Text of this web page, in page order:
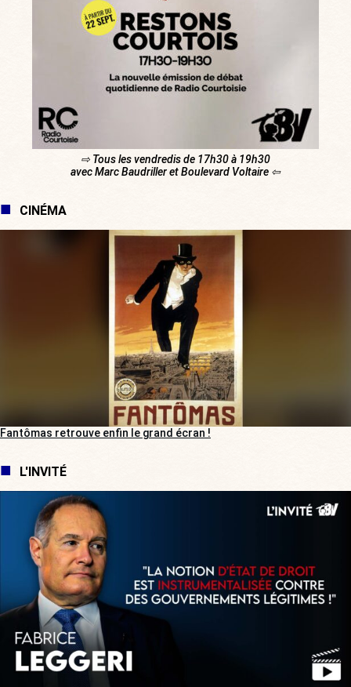
⇨ Tous les vendredis de 17h30 à 19h30
avec Marc Baudriller et Boulevard Voltaire ⇦
CINÉMA
Fantômas retrouve enfin le grand écran !
L'INVITÉ